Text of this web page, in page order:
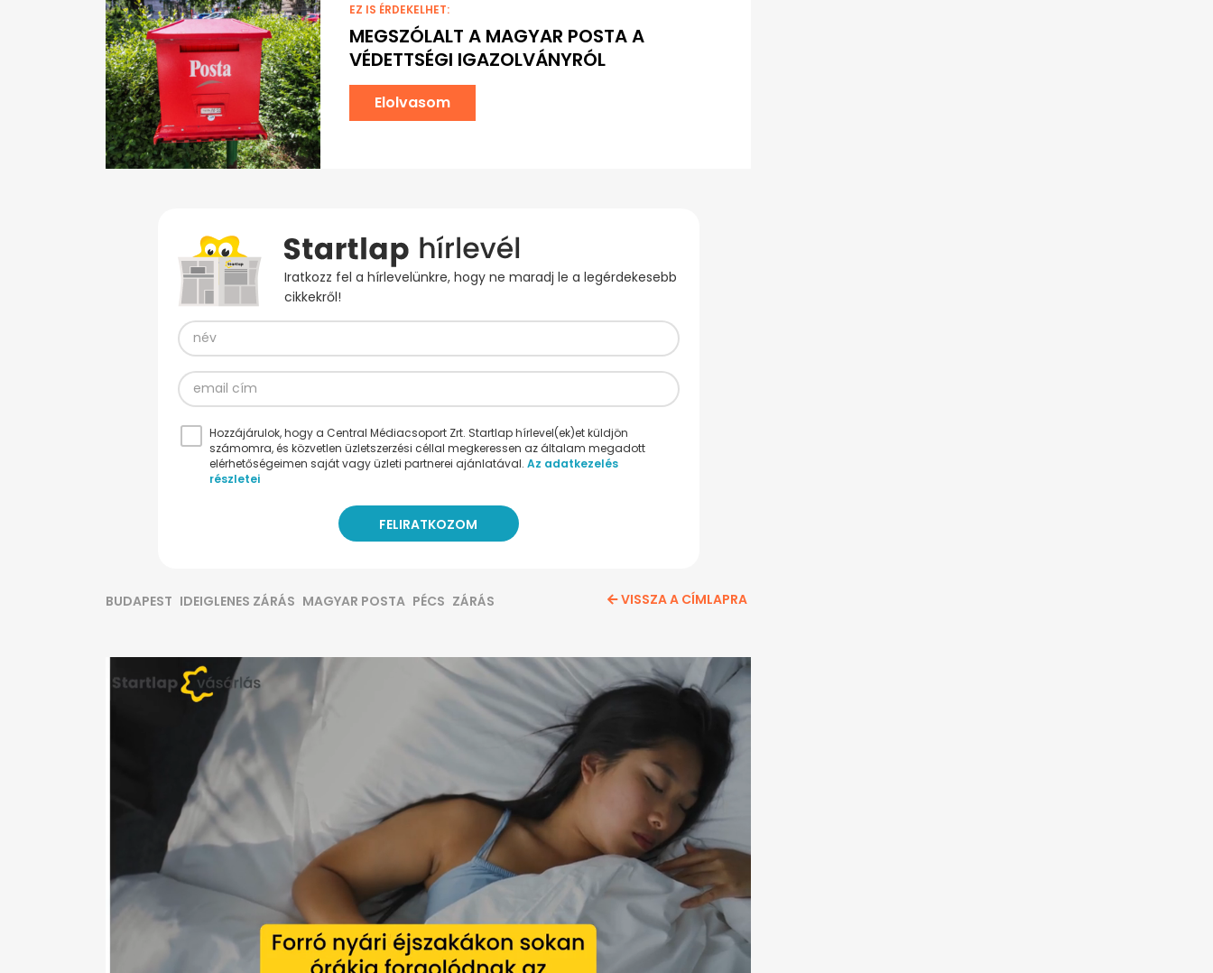
EZ IS ÉRDEKELHET:
MEGSZÓLALT A MAGYAR POSTA A
VÉDETTSÉGI IGAZOLVÁNYRÓL
Elolvasom
Iratkozz fel a hírlevelünkre, hogy ne maradj le a legérdekesebb
cikkekről!
Hozzájárulok, hogy a Central Médiacsoport Zrt. Startlap hírlevel(ek)et küldjön
számomra, és közvetlen üzletszerzési céllal megkeressen az általam megadott
elérhetőségeimen saját vagy üzleti partnerei ajánlatával. Az adatkezelés
részletei
BUDAPEST IDEIGLENES ZÁRÁS MAGYAR POSTA PÉCS ZÁRÁS VISSZA A CÍMLAPRA